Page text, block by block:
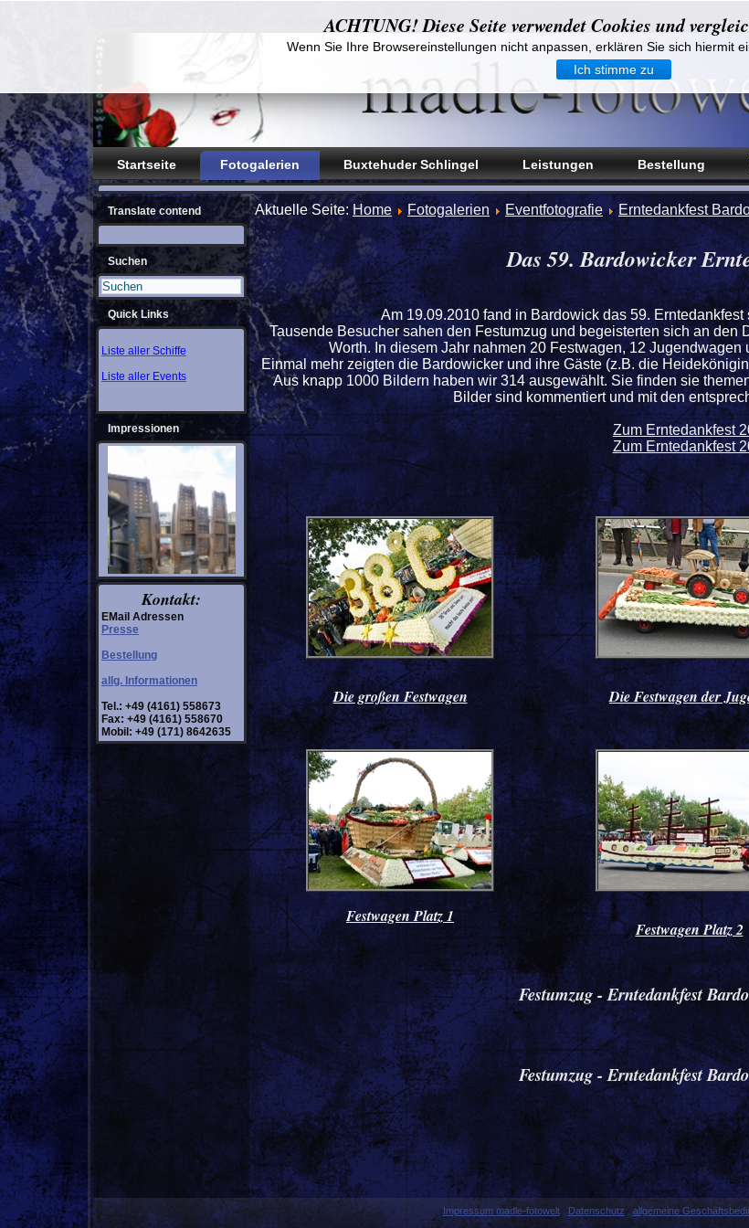
Startseite Fotogalerien Buxtehuder Schlingel Leistungen Bestellung
ACHTUNG! Diese Seite verwendet Cookies und
Wenn Sie Ihre Browsereinstellungen nicht anpassen, erklären Sie sich hiermit
Ich stimme zu
Translate contend
Suchen
Quick Links
Liste aller Schiffe
Liste aller Events
Impressionen
Kontakt:
EMail Adressen
Presse
Bestellung
allg. Informationen
Tel.: +49 (4161) 558673
Fax: +49 (4161) 558670
Mobil: +49 (171) 8642635
Aktuelle Seite: Home Fotogalerien Eventfotografie Erntedankfest
Das 59. Bardowicker
Am 19.09.2010 fand in Bardowick das 59.
Tausende Besucher sahen den Festumzug und begeisterten sich an
Worth. In diesem Jahr nahmen 20 Festwagen, 12
Einmal mehr zeigten die Bardowicker und ihre Gäste (z.B. die
Aus knapp 1000 Bildern haben wir 314 ausgewählt. Sie finden sie
Bilder sind kommentiert und mit den
Zum Erntedankfest
Zum Erntedankfest
Die großen Festwagen Die Festwagen der
Festwagen Platz 1
Festwagen Platz 2
Festumzug - Erntedankfest
Festumzug - Erntedankfest
Impressum madle-fotowelt Datenschutz
allgemeine